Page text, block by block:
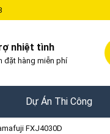
nhiệt tình
đặt hàng miễn phí
Dự Án Thi Công
FXJ4030D